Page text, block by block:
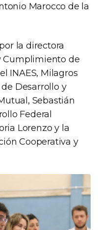
Marocco de la
la directora
Cumplimiento de
INAES, Milagros
Desarrollo y
Sebastián
Federal
Lorenzo y la
Cooperativa y